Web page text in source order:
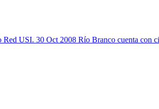
USI. 30 Oct 2008 Río Branco cuenta con